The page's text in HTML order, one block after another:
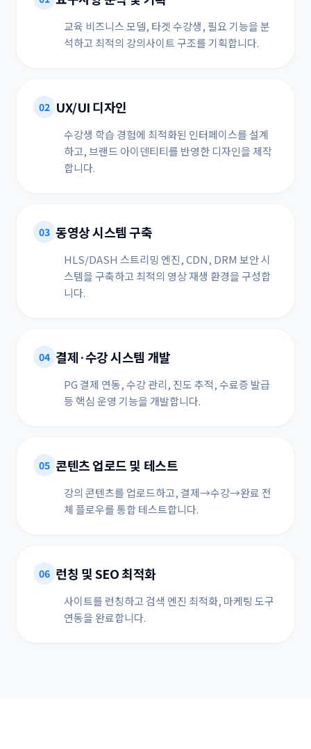
교육 비즈니스 모델, 타겟 수강생, 필요 기능을 분
석하고 최적의 강의사이트 구조를 기획합니다.
02 UX/UI 디자인
수강생 학습 경험에 최적화된 인터페이스를 설계
하고, 브랜드 아이덴티티를 반영한 디자인을 제작
합니다.
03 동영상 시스템 구축
HLS/DASH 스트리밍 엔진, CDN, DRM 보안 시
스템을 구축하고 최적의 영상 재생 환경을 구성합
니다.
04 결제·수강 시스템 개발
PG 결제 연동, 수강 관리, 진도 추적, 수료증 발급
등 핵심 운영 기능을 개발합니다.
05 콘텐츠 업로드 및 테스트
강의 콘텐츠를 업로드하고, 결제→수강→완료 전
체 플로우를 통합 테스트합니다.
06 런칭 및 SEO 최적화
사이트를 런칭하고 검색 엔진 최적화, 마케팅 도구
연동을 완료합니다.